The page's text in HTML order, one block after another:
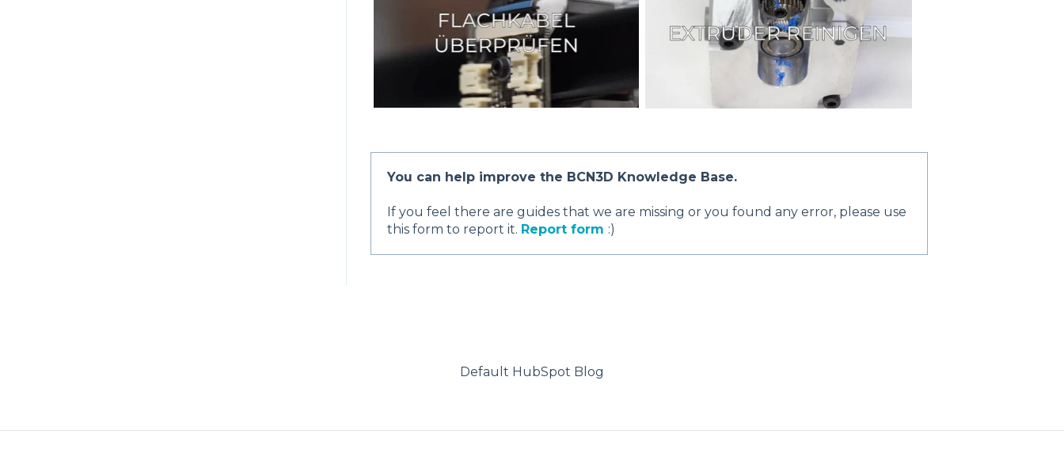
You can help improve the BCN3D Knowledge Base.
If you feel there are guides that we are missing or you found any error, please use
this form to report it. Report form :)
Default HubSpot Blog